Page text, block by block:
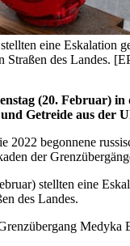
eine Eskalation
Straßen des Landes.
(20. Februar)
Getreide aus der
begonnene
der
stellten eine
des Landes.